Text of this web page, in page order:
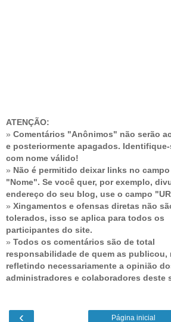
ATENÇÃO:
» Comentários "Anônimos" não serão
e posteriormente apagados.
com nome válido!
» Não é permitido deixar links no campo
"Nome". Se você quer, por exemplo,
endereço do seu blog, use o campo
» Xingamentos e ofensas diretas não
tolerados, isso se aplica para todos os
participantes do site.
» Todos os comentários são de total
responsabilidade de quem as publicou,
refletindo necessariamente a opinião
administradores e colaboradores deste
‹ Página inicial